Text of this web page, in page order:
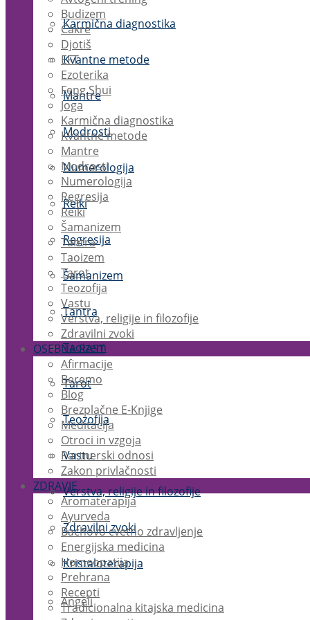
Karmična diagnostika
Kvantne metode
Mantre
Modrosti
Numerologija
Reiki
Regresija
Šamanizem
Tantra
Taoizem
Tarot
Teozofija
Vastu
Verstva, religije in filozofije
Zdravilni zvoki
Kristaloterapija
Angeli
Budizem
Čakre
Djotiš
EFT
Ezoterika
Feng Shui
Joga
Karmična diagnostika
Kvantne metode
Mantre
Modrosti
Numerologija
Regresija
Reiki
Šamanizem
Tantra
Taoizem
Tarot
Teozofija
Vastu
Verstva, religije in filozofije
Zdravilni zvoki
OSEBNA RAST
Afirmacije
Beremo
Blog
Brezplačne E-Knjige
Meditacija
Otroci in vzgoja
Partnerski odnosi
Zakon privlačnosti
ZDRAVJE
Aromaterapija
Ayurveda
Bachovo cvetno zdravljenje
Energijska medicina
Homeopatija
Prehrana
Recepti
Tradicionalna kitajska medicina